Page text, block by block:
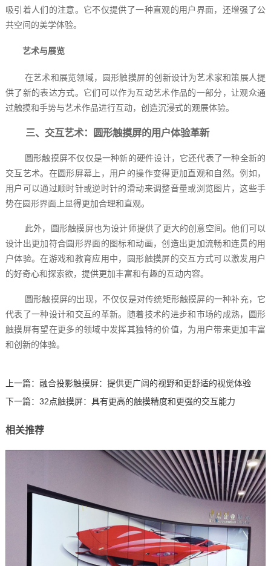
吸引着人们的注意。它不仅提供了一种直观的用户界面，还增强了公
共空间的美学体验。
艺术与展览
在艺术和展览领域，圆形触摸屏的创新设计为艺术家和策展人提
供了新的表达方式。它们可以作为互动艺术作品的一部分，让观众通
过触摸和手势与艺术作品进行互动，创造沉浸式的观展体验。
三、交互艺术：圆形触摸屏的用户体验革新
圆形触摸屏不仅仅是一种新的硬件设计，它还代表了一种全新的
交互艺术。在圆形屏幕上，用户的操作变得更加直观和自然。例如，
用户可以通过顺时针或逆时针的滑动来调整音量或浏览图片，这些手
势在圆形界面上显得更加合理和直观。
此外，圆形触摸屏也为设计师提供了更大的创意空间。他们可以
设计出更加符合圆形界面的图标和动画，创造出更加流畅和连贯的用
户体验。在游戏和教育应用中，圆形触摸屏的交互方式可以激发用户
的好奇心和探索欲，提供更加丰富和有趣的互动内容。
圆形触摸屏的出现，不仅仅是对传统矩形触摸屏的一种补充，它
代表了一种设计和交互的革新。随着技术的进步和市场的成熟，圆形
触摸屏有望在更多的领域中发挥其独特的价值，为用户带来更加丰富
和创新的体验。‍
上一篇： 融合投影触摸屏：提供更广阔的视野和更舒适的视觉体验
下一篇： 32点触摸屏：具有更高的触摸精度和更强的交互能力
相关推荐